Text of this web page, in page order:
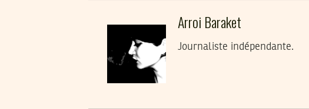
Arroi Baraket
Journaliste indépendante.